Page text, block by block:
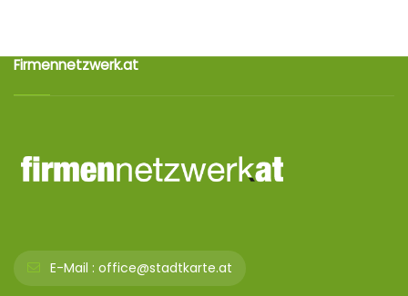
Firmennetzwerk.at
E-Mail : office@stadtkarte.at